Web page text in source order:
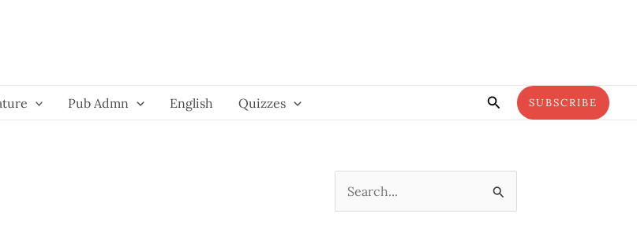
Pub Admn English Quizzes SearchSUBSCRIBE